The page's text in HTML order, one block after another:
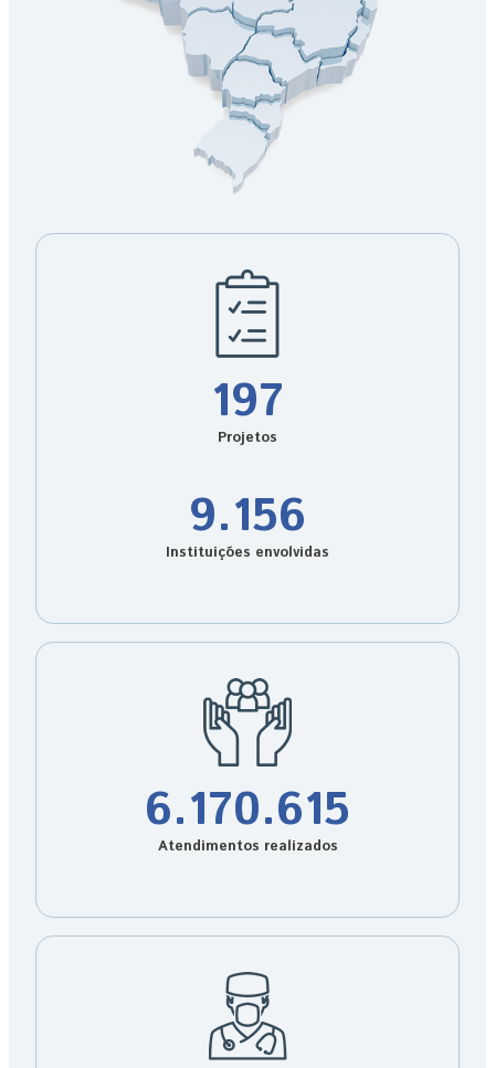
197
Projetos
9.156
Instituições envolvidas
6.170.615
Atendimentos realizados